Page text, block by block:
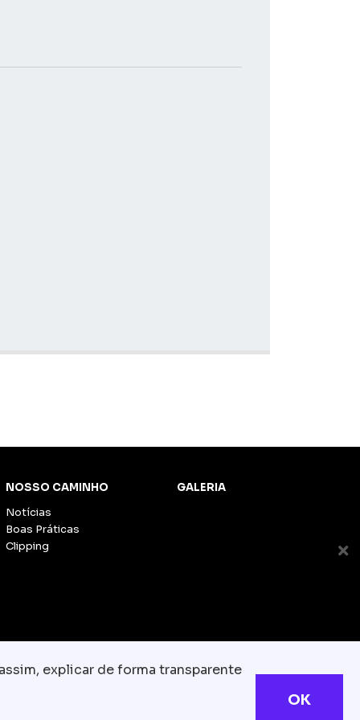
NOSSO CAMINHO
Notícias
Boas Práticas
Clipping
GALERIA
explicar de forma transparente
OK